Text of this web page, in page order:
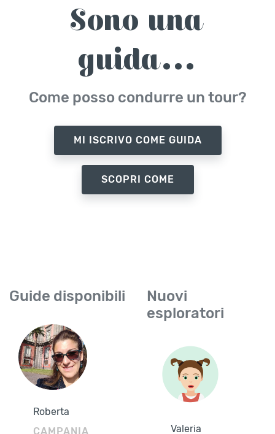
Sono una
guida...
Come posso condurre un tour?
MI ISCRIVO COME GUIDA
SCOPRI COME
Guide disponibili
Roberta
CAMPANIA
Nuovi
esploratori
Valeria